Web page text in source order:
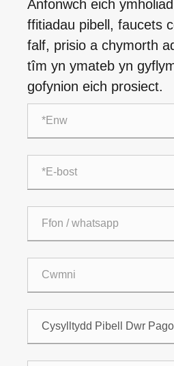
Anfonwch eich
ffitiadau pibell, faucets
falf, prisio a chymorth
tîm yn ymateb yn
gofynion eich prosiect.